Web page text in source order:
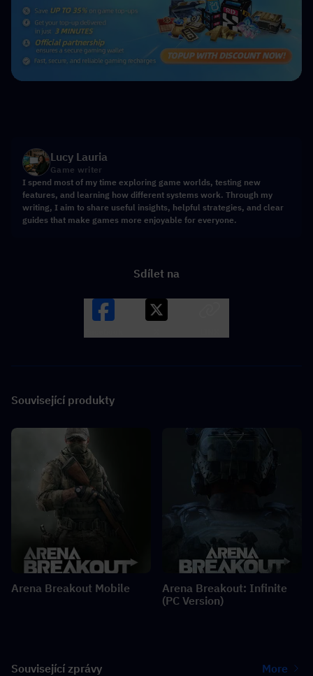
Lucy Lauria
Game writer
I spend most of my time exploring game worlds, testing new
features, and learning how different systems work. Through my
writing, I aim to share useful insights, helpful strategies, and clear
guides that make games more enjoyable for everyone.
Sdílet na
Související produkty
Arena Breakout Mobile
Arena Breakout: Infinite
(PC Version)
Související zprávy More